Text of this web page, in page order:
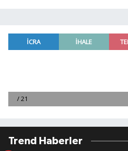
Trend Haberler